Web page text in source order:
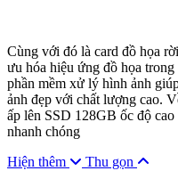
Cùng với đó là card đồ họa
ưu hóa hiệu ứng đồ họa
phần mềm xử lý hình ảnh
ảnh đẹp với chất lượng cao.
ấp lên SSD 128GB ốc độ
nhanh chóng
Hiện thêm
Thu gọn